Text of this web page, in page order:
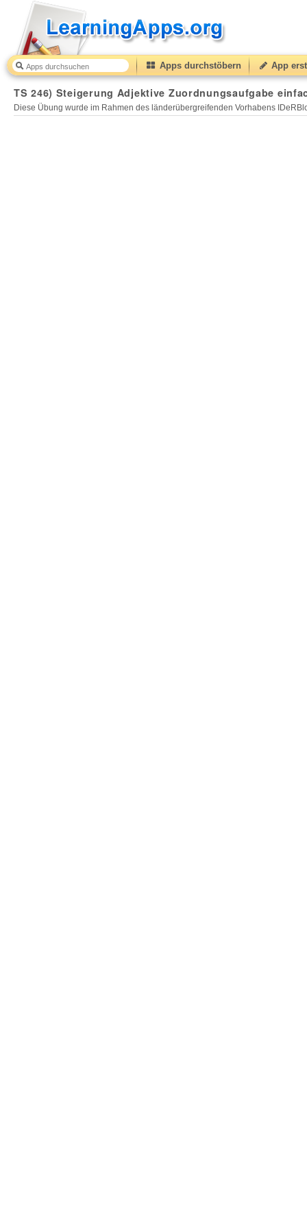
Apps durchstöbern App
TS 246) Steigerung Adjektive Zuordnungsaufgabe
Diese Übung wurde im Rahmen des länderübergreifenden Vorhabens